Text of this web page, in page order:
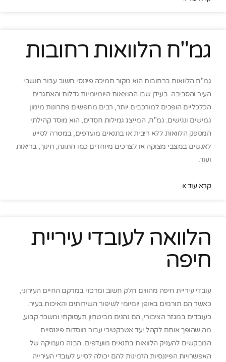
גמ"ח הלוואות רחובות
גמ"ח הלוואות ברחובות הוא מקור תמיכה פיננסי חשוב עבור תושבי
העיר והסביבה. בעידן שבו ההוצאות היומיומיות גדלות והאתגרים
הכלכליים הופכים למורכבים יותר, רבים מחפשים פתרונות מימון
גמישים ונגישים. גמ"ח, המייצג גמילות חסדים, הוא מוסד קהילתי
המספק הלוואות ללא ריבית או בתנאים מועדפים, במטרה לסייע
לאנשים במצבי מצוקה או לצרכים מיוחדים כמו חתונה, חינוך, בריאות
ועוד.
קרא עוד »
הלוואה לעובדי עיריית
חיפה
עובדי עיריית חיפה מהווים חלק חשוב ומרכזי במרקם החיים העירוני,
כאשר הם תורמים באופן יומיומי לשיפור השירותים והאיכות בעיר.
כעובדים במגזר הציבורי, הם נהנים מביטחון תעסוקתי ומשכר קבוע,
מה שהופך אותם לקהל יעד אטרקטיבי עבור מוסדות פיננסיים
המבקשים להעניק הלוואות בתנאים מועדפים. הבנה מעמיקה של
האפשרויות הפיננסיות הזמינות להם יכולה לסייע לעובדי העירייה